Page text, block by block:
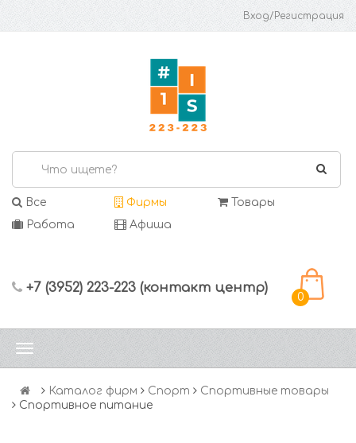
Вход/Регистрация
Все Фирмы
Товары
Работа
Афиша
+7 (3952) 223-223 (контакт центр)
0
Каталог фирм Спорт
Спортивные товары
Спортивное питание